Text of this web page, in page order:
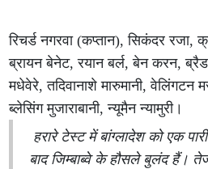
रिचर्ड नगरवा (कप्तान), सिकंदर रजा,
ब्रायन बेनेट, रयान बर्ल, बेन करन,
मधेवेरे, तदिवानाशे मारुमानी, वेलिंगटन
ब्लेसिंग मुजाराबानी, न्यूमैन न्यामुरी।
हरारे टेस्ट में बांग्लादेश को एक
बाद जिम्बाब्वे के हौसले बुलंद हैं।